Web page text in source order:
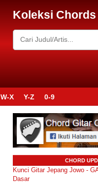
Koleksi Chords
W-X Y-Z 0-9
CHORD
Kunci Gitar Jepang Jowo -
Dasar